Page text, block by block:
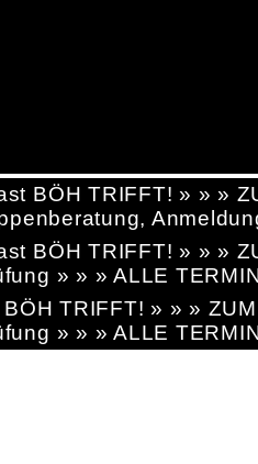
BÖH TRIFFT! » » »
BÖH TRIFFT! » » »
» » » ALLE
TRIFFT! » » »
» » » ALLE